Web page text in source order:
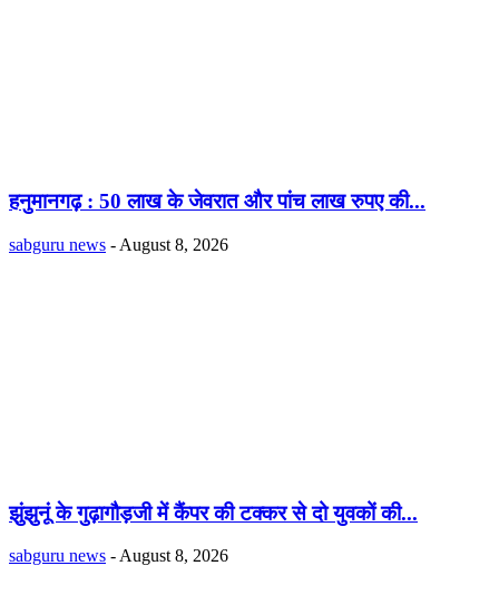
हनुमानगढ़ : 50 लाख के जेवरात और पांच लाख रुपए की...
sabguru news - August 8, 2026
झुंझुनूं के गुढ़ागौड़जी में कैंपर की टक्कर से दो युवकों की...
sabguru news - August 8, 2026